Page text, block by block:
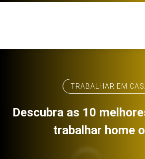
TRABALHAR EM
Descubra as 10
trabalhar home